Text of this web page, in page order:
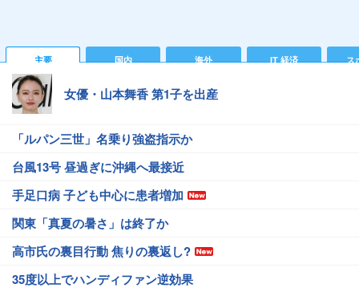
主要 国内 海外 IT 経済 ス
女優・山本舞香 第1子を出産
「ルパン三世」名乗り強盗指示か
台風13号 昼過ぎに沖縄へ最接近
手足口病 子ども中心に患者増加
関東「真夏の暑さ」は終了か
高市氏の裏目行動 焦りの裏返し?
35度以上でハンディファン逆効果